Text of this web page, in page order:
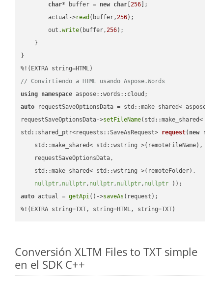
char* buffer = new char [256 ];
        actual->
read (buffer,256);
        out.
write(buffer,256);
    }
}
// Convirtiendo a HTML usando Aspose.Words
using namespace
auto requestSaveOptionsData = std::make_shared<
requestSaveOptionsData->setFileName(std::make_shared<
std::shared_ptr<requests::SaveAsRequest> request( new
    std::make_shared< std::wstring >(remoteFileName),
    requestSaveOptionsData,
    std::make_shared< std::wstring >(remoteFolder),
nullptr, nullptr, nullptr, nullptr, nullptr ))
auto actual = getApi()->saveAs (request);
%!(EXTRA string=TXT, string=HTML, string=TXT)
Conversión XLTM Files to TXT simple
en el SDK C++